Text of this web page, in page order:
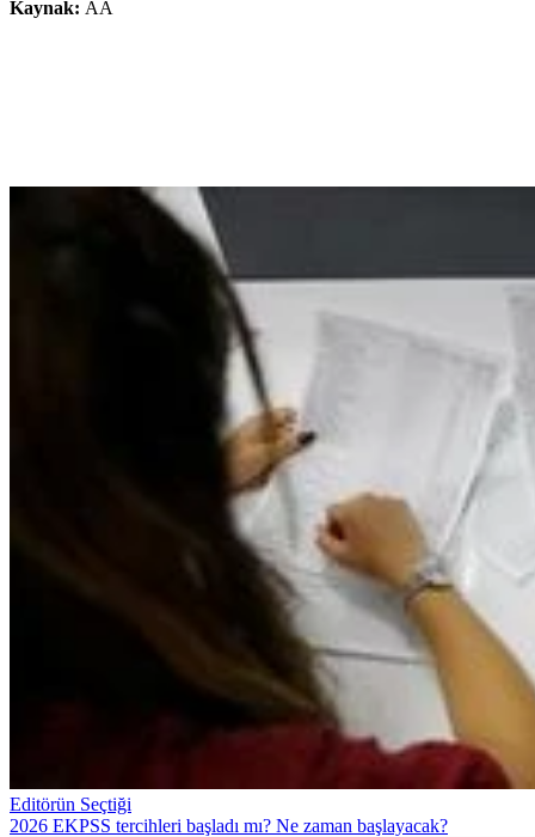
Kaynak: AA
Editörün Seçtiği
2026 EKPSS tercihleri başladı mı? Ne zaman başlayacak?